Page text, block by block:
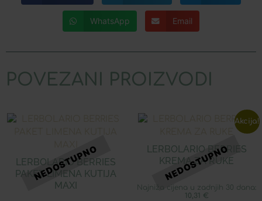
WhatsApp Email
POVEZANI PROIZVODI
LERBOLARIO BERRIES
PAKET LIMENA KUTIJA
MAXI
Akcija!
LERBOLARIO BERRIES
KREMA ZA RUKE
Najniža cijena u zadnjih 30 dana:
10,31 €